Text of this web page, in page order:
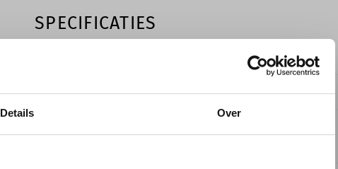
Details Over
SPECIFICATIES
Materiaal Purotouch® (PU)